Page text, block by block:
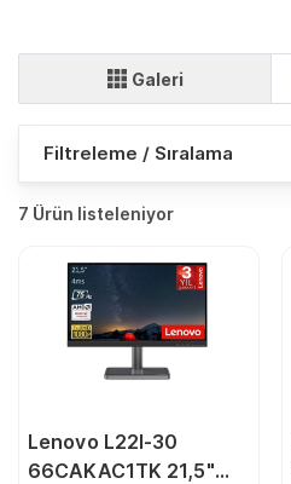
Galeri
Filtreleme / Sıralama
7 Ürün listeleniyor
Lenovo L22I‐30
66CAKAC1TK 21,5"